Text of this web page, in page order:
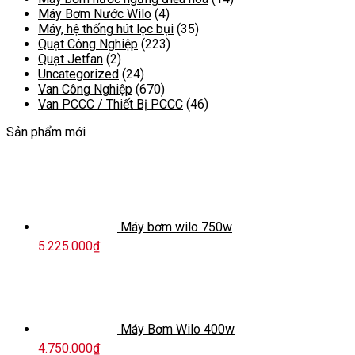
Máy Bơm Nước Wilo (4)
Máy, hệ thống hút lọc bụi (35)
Quạt Công Nghiệp (223)
Quạt Jetfan (2)
Uncategorized (24)
Van Công Nghiệp (670)
Van PCCC / Thiết Bị PCCC (46)
Sản phẩm mới
Máy bơm wilo 750w
5.225.000₫
Máy Bơm Wilo 400w
4.750.000₫